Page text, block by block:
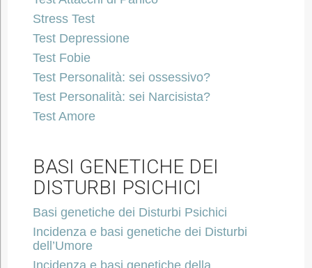
Stress Test
Test Depressione
Test Fobie
Test Personalità: sei ossessivo?
Test Personalità: sei Narcisista?
Test Amore
BASI GENETICHE DEI
DISTURBI PSICHICI
Basi genetiche dei Disturbi Psichici
Incidenza e basi genetiche dei Disturbi
dell’Umore
Incidenza e basi genetiche della